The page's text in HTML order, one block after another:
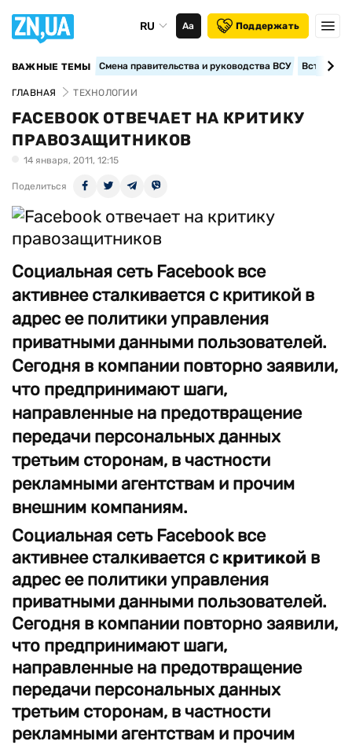
RU Аа Поддержать
ВАЖНЫЕ ТЕМЫ Смена правительства и руководства ВСУ
ГЛАВНАЯ ТЕХНОЛОГИИ
FACEBOOK ОТВЕЧАЕТ НА КРИТИКУ
ПРАВОЗАЩИТНИКОВ
14 января, 2011, 12:15
Поделиться
Социальная сеть Facebook все
активнее сталкивается с критикой в
адрес ее политики управления
приватными данными пользователей.
Сегодня в компании повторно заявили,
что предпринимают шаги,
направленные на предотвращение
передачи персональных данных
третьим сторонам, в частности
рекламными агентствам и прочим
внешним компаниям.
Социальная сеть Facebook все
активнее сталкивается с критикой в
адрес ее политики управления
приватными данными пользователей.
Сегодня в компании повторно заявили,
что предпринимают шаги,
направленные на предотвращение
передачи персональных данных
третьим сторонам, в частности
рекламными агентствам и прочим